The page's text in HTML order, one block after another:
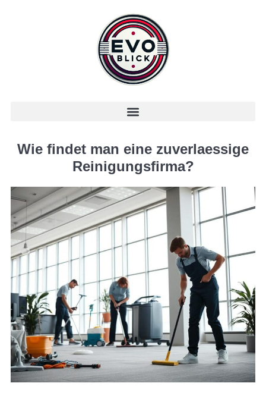
Wie findet man eine zuverlaessige
Reinigungsfirma?